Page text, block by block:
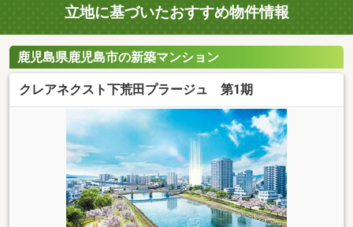
立地に基づいたおすすめ物件情報
鹿児島県鹿児島市の新築マンション
クレアネクスト下荒田プラージュ 第1期